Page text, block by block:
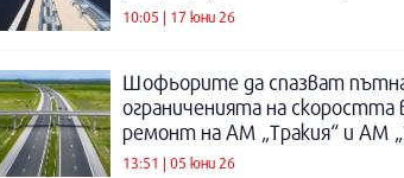
10:05 | 17 юни 26
Шофьорите да спазват
ограниченията на
ремонт на АМ „Тракия“ и АМ
13:51 | 05 юни 26